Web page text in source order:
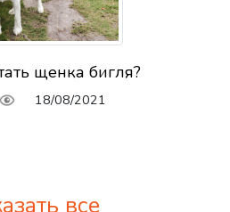
щенка бигля?
18/08/2021
все